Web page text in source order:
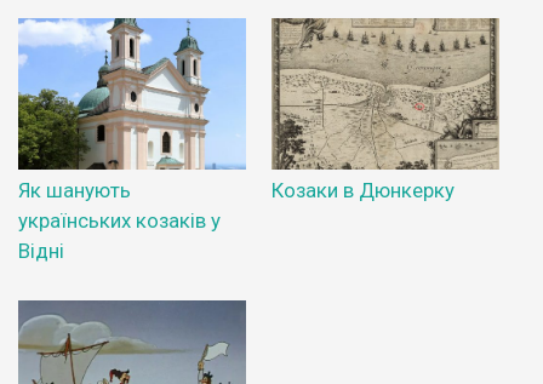
Як шанують
українських козаків у
Відні
Козаки в Дюнкерку